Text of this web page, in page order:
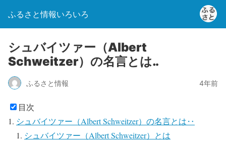
ふるさと情報いろいろ
シュバイツァー（Albert
Schweitzer）の名言とは‥
ふるさと情報 4年前
目次
シュバイツァー（Albert Schweitzer）の名言とは‥
シュバイツァー（Albert Schweitzer）とは